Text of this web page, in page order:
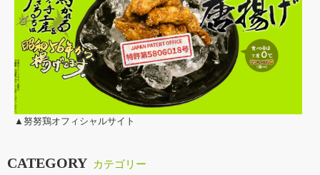
▲努努鶏オフィシャルサイト
CATEGORY カテゴリー